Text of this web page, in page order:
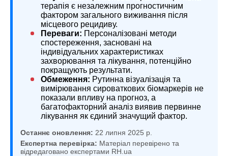
терапія є незалежним прогностичним
фактором загального виживання після
місцевого рецидиву.
Переваги: Персоналізовані методи
спостереження, засновані на
індивідуальних характеристиках
захворювання та лікування, потенційно
покращують результати.
Обмеження: Рутинна візуалізація та
вимірювання сироваткових біомаркерів не
показали впливу на прогноз, а
багатофакторний аналіз виявив первинне
лікування як єдиний значущий фактор.
Останнє оновлення: 22 липня 2025 р.
Експертна перевірка: Матеріал перевірено та
відредаговано експертами RH.ua